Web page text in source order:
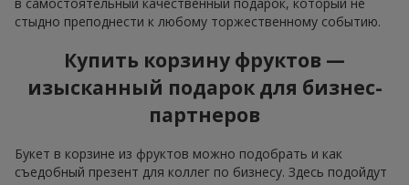
стыдно преподнести к любому торжественному событию.
Купить корзину фруктов —
изысканный подарок для бизнес-
партнеров
Букет в корзине из фруктов можно подобрать и как
съедобный презент для коллег по бизнесу. Здесь подойдут